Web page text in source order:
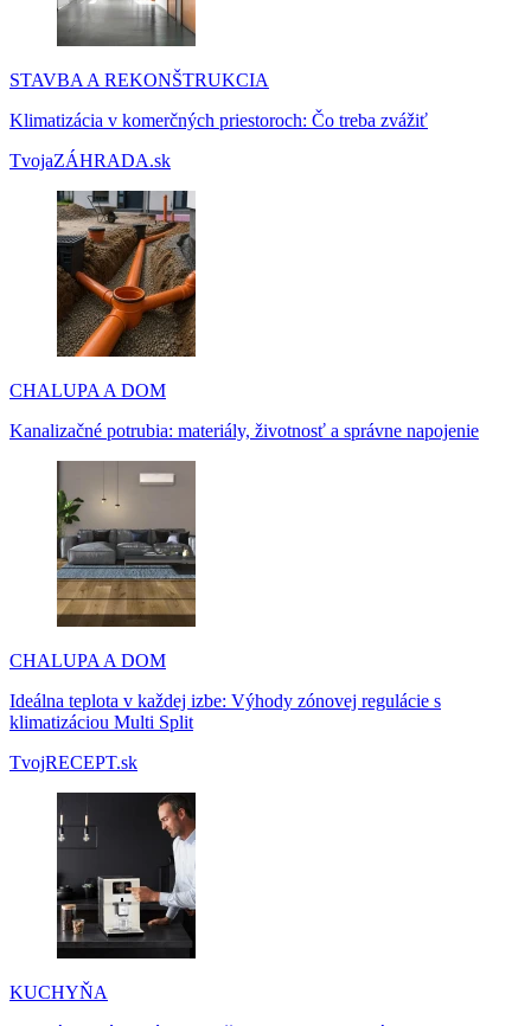
STAVBA A REKONŠTRUKCIA
Klimatizácia v komerčných priestoroch: Čo treba zvážiť
TvojaZÁHRADA.sk
CHALUPA A DOM
Kanalizačné potrubia: materiály, životnosť a správne napojenie
CHALUPA A DOM
Ideálna teplota v každej izbe: Výhody zónovej regulácie s
klimatizáciou Multi Split
TvojRECEPT.sk
KUCHYŇA